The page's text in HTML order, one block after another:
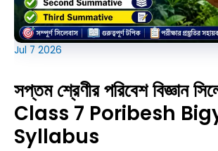
Jul 7 2026
সপ্তম শ্রেণীর পরিবেশ বিজ্ঞান
Class 7 Poribesh
Syllabus